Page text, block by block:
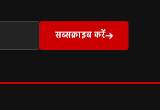
सब्सक्राइब करें